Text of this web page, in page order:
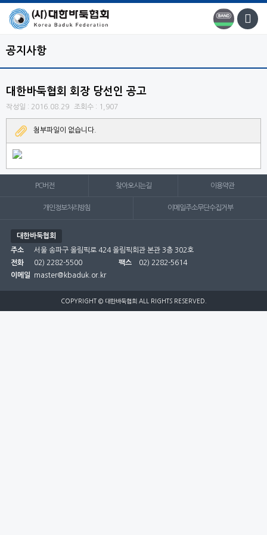
공지사항
대한바둑협회 회장 당선인 공고
작성일 : 2016.08.29 조회수 : 1,907
첨부파일이 없습니다.
PC버전 찾아오시는길 이용약관
개인정보처리방침 이메일주소무단수집거부
대한바둑협회
주소
서울 송파구 올림픽로 424 올림픽회관 본관 3층 302호
전화
02) 2282-5500 팩스
02) 2282-5614
이메일
master@kbaduk.or.kr
COPYRIGHT © 대한바둑협회 ALL RIGHTS RESERVED.